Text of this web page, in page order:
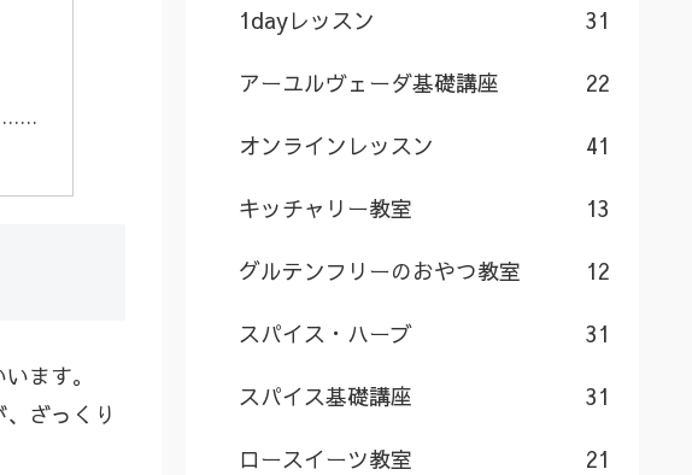
……
ます。
ざっくり
1dayレッスン 31
アーユルヴェーダ基礎講座 22
オンラインレッスン 41
キッチャリー教室 13
グルテンフリーのおやつ教室 12
スパイス・ハーブ 31
スパイス基礎講座 31
ロースイーツ教室 21